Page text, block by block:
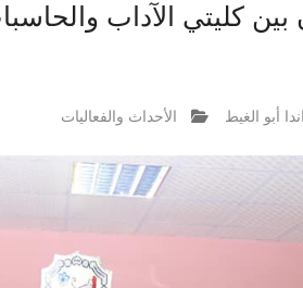
بين كليتي الآداب
أبو الغيط الأحداث والفعاليات